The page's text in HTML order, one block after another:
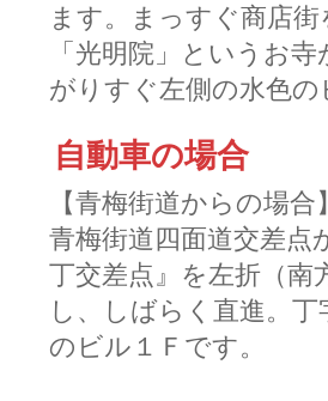
ます。まっすぐ商店
「光明院」というお
がりすぐ左側の水色の
自動車の場合
【青梅街道からの場合】
青梅街道四面道交差点
丁交差点』を左折（南
し、しばらく直進。
のビル１Ｆです。